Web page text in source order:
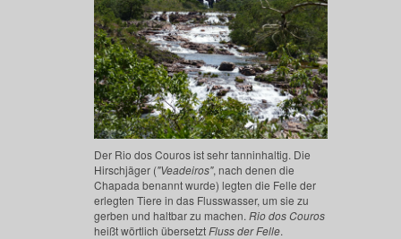
Der Rio dos Couros ist sehr tanninhaltig. Die
Hirschjäger ("Veadeiros", nach denen die
Chapada benannt wurde) legten die Felle der
erlegten Tiere in das Flusswasser, um sie zu
gerben und haltbar zu machen. Rio dos Couros
heißt wörtlich übersetztFluss der Felle.